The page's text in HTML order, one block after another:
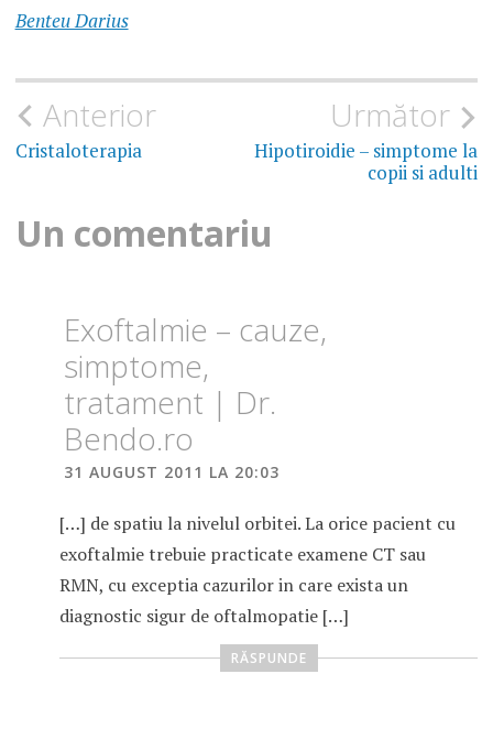
PRET
Benteu Darius
Navigare
în
Anterior
Cristaloterapia
Următor
Hipotiroidie – simptome la
copii si adulti
Un comentariu
Exoftalmie – cauze,
simptome,
tratament | Dr.
Bendo.ro
31 AUGUST 2011 LA 20:03
[…] de spatiu la nivelul orbitei. La orice pacient cu
exoftalmie trebuie practicate examene CT sau
RMN, cu exceptia cazurilor in care exista un
diagnostic sigur de oftalmopatie […]
RĂSPUNDE